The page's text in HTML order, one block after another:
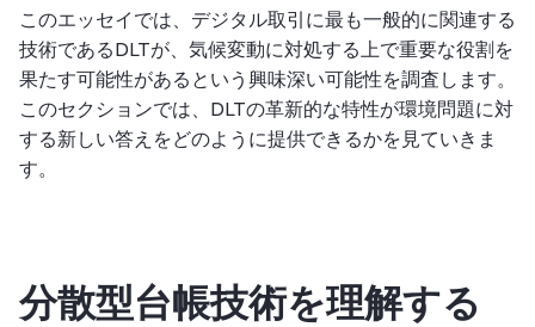
このエッセイでは、デジタル取引に最も一般的に関連する
技術であるDLTが、気候変動に対処する上で重要な役割を
果たす可能性があるという興味深い可能性を調査します。
このセクションでは、DLTの革新的な特性が環境問題に対
する新しい答えをどのように提供できるかを見ていきま
す。
分散型台帳技術を理解する